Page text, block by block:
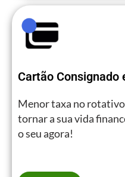
Cartão Consignado
Menor taxa no
tornar a sua vida
o seu agora!